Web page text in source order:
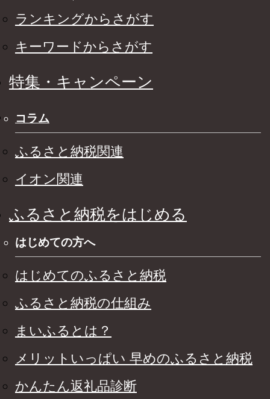
ランキングからさがす
キーワードからさがす
特集・キャンペーン
コラム
ふるさと納税関連
イオン関連
ふるさと納税をはじめる
はじめての方へ
はじめてのふるさと納税
ふるさと納税の仕組み
まいふるとは？
メリットいっぱい 早めのふるさと納税
かんたん返礼品診断